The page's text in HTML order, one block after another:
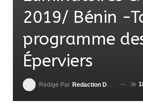
2019/ Bénin -
programme
Éperviers
Rédigé Par Redaction DjenaSport le